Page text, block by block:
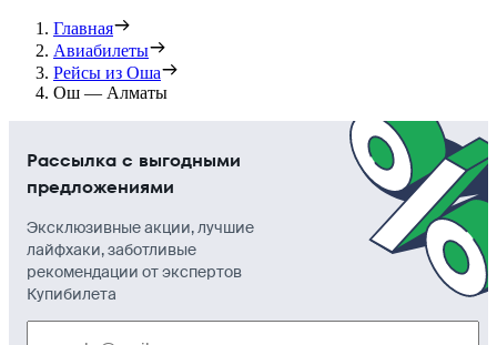
Главная
Авиабилеты
Рейсы из Оша
Ош — Алматы
Рассылка с выгодными
предложениями
Эксклюзивные акции, лучшие
лайфхаки, заботливые
рекомендации от экспертов
Купибилета